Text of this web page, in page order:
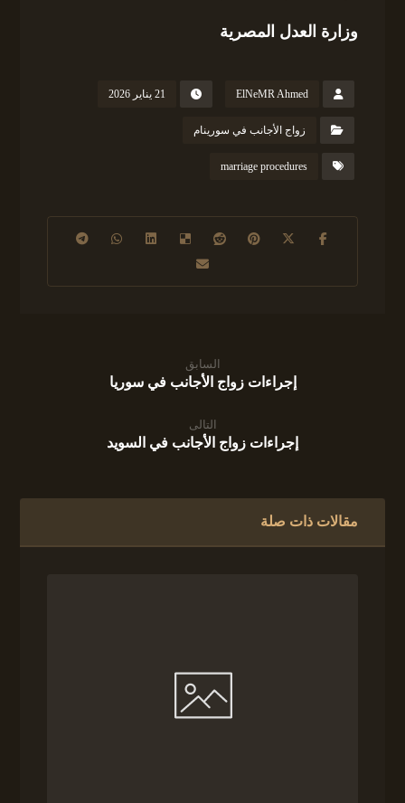
وزارة العدل المصرية
ElNeMR Ahmed 21 يناير 2026
زواج الأجانب في سورينام
marriage procedures
السابق
إجراءات زواج الأجانب في سوريا
التالى
إجراءات زواج الأجانب في السويد
مقالات ذات صلة